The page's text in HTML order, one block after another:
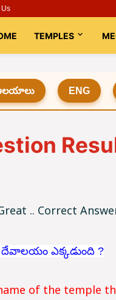
TEMPLES
ENG
.. Correct
దేవాలయం ఎక్కడుంది ?
of the temple